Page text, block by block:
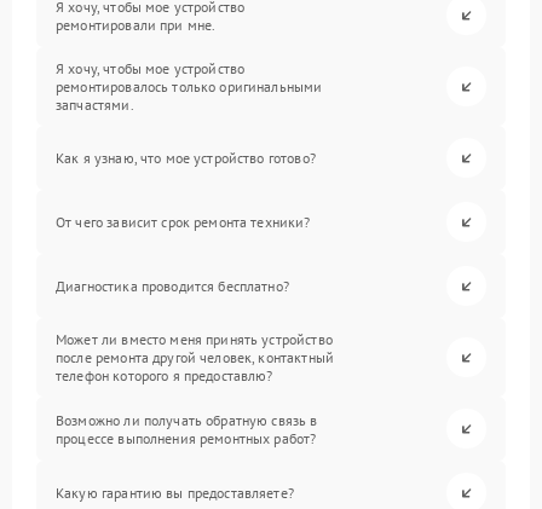
Я хочу, чтобы мое устройство
ремонтировали при мне.
Я хочу, чтобы мое устройство
ремонтировалось только оригинальными
запчастями.
Как я узнаю, что мое устройство готово?
От чего зависит срок ремонта техники?
Диагностика проводится бесплатно?
Может ли вместо меня принять устройство
после ремонта другой человек, контактный
телефон которого я предоставлю?
Возможно ли получать обратную связь в
процессе выполнения ремонтных работ?
Какую гарантию вы предоставляете?